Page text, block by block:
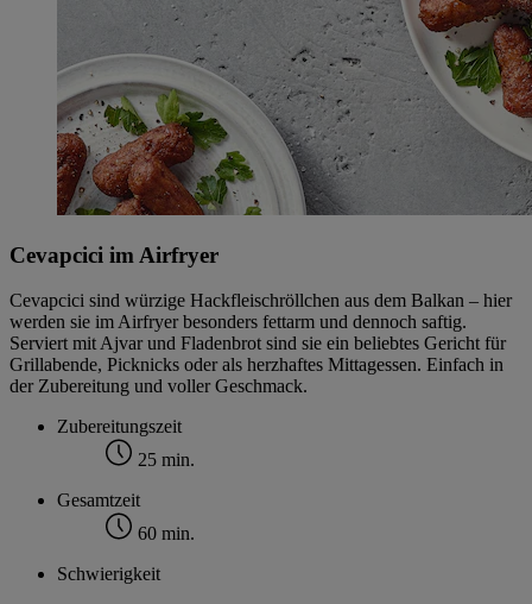
Cevapcici im Airfryer
Cevapcici sind würzige Hackfleischröllchen aus dem Balkan – hier
werden sie im Airfryer besonders fettarm und dennoch saftig.
Serviert mit Ajvar und Fladenbrot sind sie ein beliebtes Gericht für
Grillabende, Picknicks oder als herzhaftes Mittagessen. Einfach in
der Zubereitung und voller Geschmack.
Zubereitungszeit
25 min.
Gesamtzeit
60 min.
Schwierigkeit